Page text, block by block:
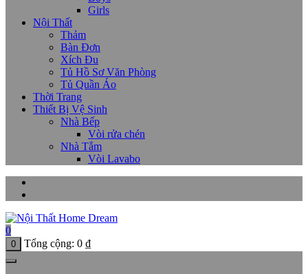
Girls
Nội Thất
Thảm
Bàn Đơn
Xích Đu
Tủ Hồ Sơ Văn Phòng
Tủ Quần Áo
Thời Trang
Thiết Bị Vệ Sinh
Nhà Bếp
Vòi rửa chén
Nhà Tắm
Vòi Lavabo
0
0 Tổng cộng: 0 ₫